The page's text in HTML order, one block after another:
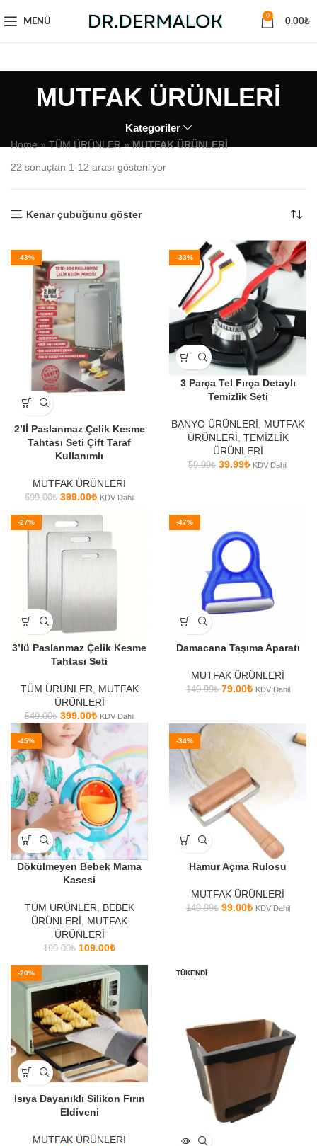
MENÜ
0
0.00₺
MUTFAK ÜRÜNLERİ
Kategoriler
Home » TÜM ÜRÜNLER » MUTFAK ÜRÜNLERİ
22 sonuçtan 1-12 arası gösteriliyor
Kenar çubuğunu göster
-43%
2’lİ Paslanmaz Çelik Kesme
Tahtası Seti Çift Taraf
Kullanımlı
MUTFAK ÜRÜNLERİ
699.00₺ 399.00₺ KDV Dahil
-33%
3 Parça Tel Fırça Detaylı
Temizlik Seti
BANYO ÜRÜNLERİ
MUTFAK
ÜRÜNLERİ TEMİZLİK
ÜRÜNLERİ
59.99₺ 39.99₺ KDV Dahil
-27%
3’lü Paslanmaz Çelik Kesme
Tahtası Seti
TÜM ÜRÜNLER
MUTFAK
ÜRÜNLERİ
549.00₺ 399.00₺ KDV Dahil
-47%
Damacana Taşıma Aparatı
MUTFAK ÜRÜNLERİ
149.99₺ 79.00₺ KDV Dahil
-45%
Dökülmeyen Bebek Mama
Kasesi
TÜM ÜRÜNLER
BEBEK
ÜRÜNLERİ
MUTFAK
ÜRÜNLERİ
199.00₺ 109.00₺
-34%
Hamur Açma Rulosu
MUTFAK ÜRÜNLERİ
149.99₺ 99.00₺ KDV Dahil
-20%
Isıya Dayanıklı Silikon Fırın
Eldiveni
MUTFAK ÜRÜNLERİ
TÜKENDI